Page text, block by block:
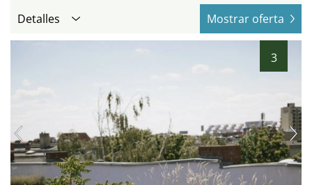
Detalles Mostrar oferta
3